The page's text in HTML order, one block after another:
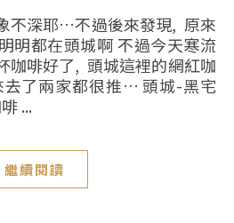
明都在頭城啊 不過今天寒流
咖啡好了, 頭城這裡的網紅咖
了兩家都很推… 頭城-黑宅
...
繼續閱讀